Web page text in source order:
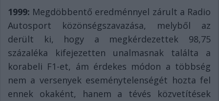
1999: Megdöbbentő eredménnyel zárult a Radio
Autosport közönségszavazása, melyből az
derült ki, hogy a megkérdezettek 98,75
százaléka kifejezetten unalmasnak találta a
korabeli F1-et, ám érdekes módon a többség
nem a versenyek eseménytelenségét hozta fel
ennek okaként, hanem a tévés közvetítések